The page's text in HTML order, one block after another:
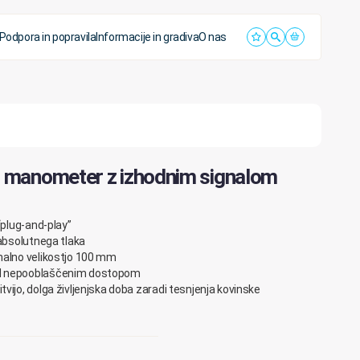
in popravilaInformacije in gradivaO nas
z izhodnim signalom
and-play”
tlaka
velikostjo 100 mm
dostopom
dolga življenjska doba zaradi tesnjenja kovinske